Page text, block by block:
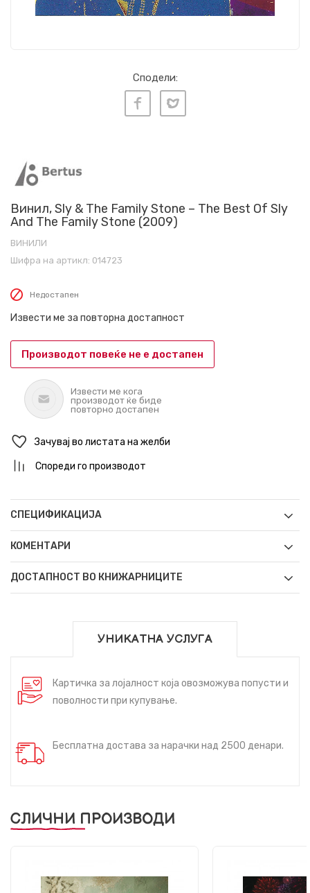
Сподели:
Винил, Sly & The Family Stone – The Best Of Sly
And The Family Stone (2009)
ВИНИЛИ
Шифра на артикл: 014723
Недостапен
Извести ме за повторна достапност
Производот повеќе не е достапен
Извести ме кога
производот ќе биде
повторно достапен
Зачувај во листата на желби
Спореди го производот
СПЕЦИФИКАЦИЈА
КОМЕНТАРИ
ДОСТАПНОСТ ВО КНИЖАРНИЦИТЕ
УНИКАТНА УСЛУГА
Картичка за лојалност која овозможува попусти и
поволности при купување.
Бесплатна достава за нарачки над 2500 денари.
СЛИЧНИ ПРОИЗВОДИ